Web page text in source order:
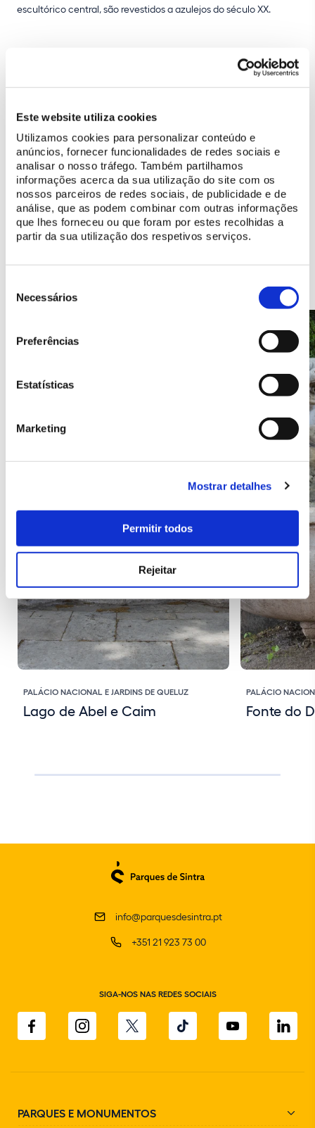
Este website utiliza cookies
Utilizamos cookies para personalizar conteúdo e
anúncios, fornecer funcionalidades de redes sociais e
analisar o nosso tráfego. Também partilhamos
informações acerca da sua utilização do site com os
nossos parceiros de redes sociais, de publicidade e de
análise, que as podem combinar com outras informações
que lhes forneceu ou que foram por estes recolhidas a
partir da sua utilização dos respetivos serviços.
Necessários
Preferências
Estatísticas
Marketing
Mostrar detalhes
Permitir todos
Rejeitar
escultórico central, são revestidos a azulejos do século XX.
Mais informações
info@parquesdesintra.pt
21 923 73 00
PALÁCIO NACIONAL E JARDINS DE QUELUZ
Lago de Abel e Caim
PALÁCIO
Fonte do
info@parquesdesintra.pt
+351 21 923 73 00
SIGA-NOS NAS REDES SOCIAIS
PARQUES E MONUMENTOS